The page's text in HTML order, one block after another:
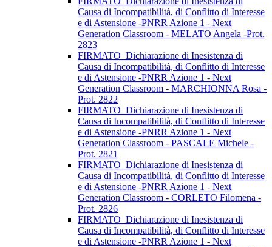
Causa di Incompatibilità, di Conflitto di Interesse
e di Astensione -PNRR Azione 1 - Next
Generation Classroom - MELATO Angela -Prot.
2823
FIRMATO_Dichiarazione di Inesistenza di
Causa di Incompatibilità, di Conflitto di Interesse
e di Astensione -PNRR Azione 1 - Next
Generation Classroom - MARCHIONNA Rosa -
Prot. 2822
FIRMATO_Dichiarazione di Inesistenza di
Causa di Incompatibilità, di Conflitto di Interesse
e di Astensione -PNRR Azione 1 - Next
Generation Classroom - PASCALE Michele -
Prot. 2821
FIRMATO_Dichiarazione di Inesistenza di
Causa di Incompatibilità, di Conflitto di Interesse
e di Astensione -PNRR Azione 1 - Next
Generation Classroom - CORLETO Filomena -
Prot. 2826
FIRMATO_Dichiarazione di Inesistenza di
Causa di Incompatibilità, di Conflitto di Interesse
e di Astensione -PNRR Azione 1 - Next